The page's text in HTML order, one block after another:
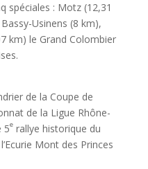
spéciales : Motz (12,31
Usinens (8 km),
km) le Grand Colombier
de la Coupe de
de la Ligue Rhône-
5erallye historique du
Mont des Princes